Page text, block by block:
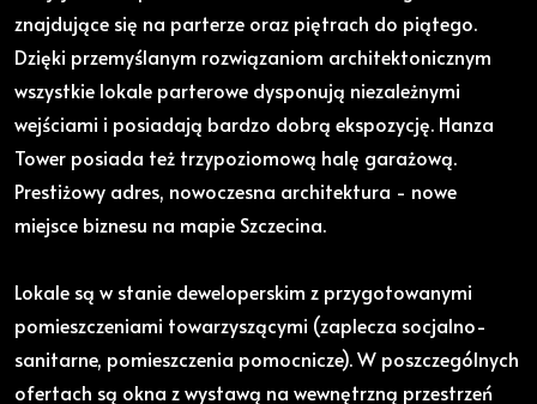
znajdujące się na parterze oraz piętrach do piątego.
Dzięki przemyślanym rozwiązaniom architektonicznym
wszystkie lokale parterowe dysponują niezależnymi
wejściami i posiadają bardzo dobrą ekspozycję. Hanza
Tower posiada też trzypoziomową halę garażową.
Prestiżowy adres, nowoczesna architektura - nowe
miejsce biznesu na mapie Szczecina.
Lokale są w stanie deweloperskim z przygotowanymi
pomieszczeniami towarzyszącymi (zaplecza socjalno-
sanitarne, pomieszczenia pomocnicze). W poszczególnych
ofertach są okna z wystawą na wewnętrzną przestrzeń